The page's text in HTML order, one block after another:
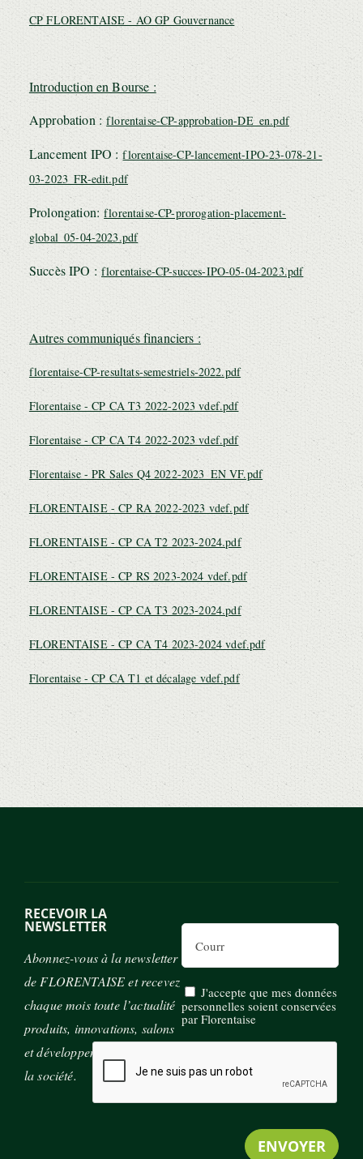
CP FLORENTAISE - AO GP Gouvernance
Introduction en Bourse :
Approbation :florentaise-CP-approbation-DE_en.pdf
Lancement IPO :florentaise-CP-lancement-IPO-23-078-21-
03-2023_FR-edit.pdf
Prolongation:florentaise-CP-prorogation-placement-
global_05-04-2023.pdf
Succès IPO : florentaise-CP-succes-IPO-05-04-2023.pdf
Autres communiqués financiers :
florentaise-CP-resultats-semestriels-2022.pdf
Florentaise - CP CA T3 2022-2023 vdef.pdf
Florentaise - CP CA T4 2022-2023 vdef.pdf
Florentaise - PR Sales Q4 2022-2023_EN VF.pdf
FLORENTAISE - CP RA 2022-2023 vdef.pdf
FLORENTAISE - CP CA T2 2023-2024.pdf
FLORENTAISE - CP RS 2023-2024 vdef.pdf
FLORENTAISE - CP CA T3 2023-2024.pdf
FLORENTAISE - CP CA T4 2023-2024 vdef.pdf
Florentaise - CP CA T1 et décalage vdef.pdf
RECEVOIR LA
NEWSLETTER
Abonnez-vous à la newsletter
de FLORENTAISE et recevez
chaque mois toute l’actualité
produits, innovations, salons
et développement durable de
la société.
Email
J'accepte que mes données
personnelles soient conservées
par Florentaise